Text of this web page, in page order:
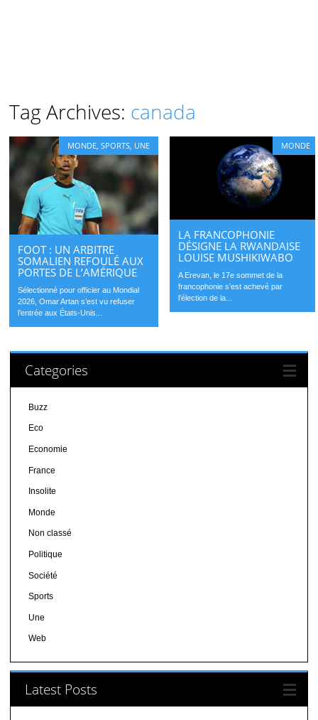
Tag Archives: canada
MONDE ,SPORTS UNE
FOOT : UN ARBITRE
SOMALIEN REFOULÉ AUX
PORTES DE L’AMÉRIQUE
Sélectionné pour officier au Mondial
2026, Omar Artan s’est vu refuser
l’entrée aux États-Unis...
MONDE
LA FRANCOPHONIE
DÉSIGNE LA RWANDAISE
LOUISE MUSHIKIWABO
A Erevan, le 17e sommet de la
francophonie s’est achevé par
l’élection de la...
Categories
Buzz
Eco
Economie
France
Insolite
Monde
Non classé
Politique
Société
Sports
Une
Web
Latest Posts